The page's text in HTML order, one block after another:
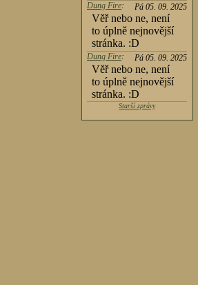
Pá 05. 09. 2025
Dung Fire:
Věř nebo ne, není
to úplně nejnovější
stránka. :D
Pá 05. 09. 2025
Dung Fire:
Věř nebo ne, není
to úplně nejnovější
stránka. :D
Starší zprávy